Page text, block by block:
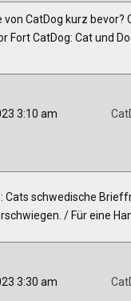
von CatDog kurz
Fort CatDog: Cat und
3:10 am
Cats schwedische
/ Für eine
3:30 am